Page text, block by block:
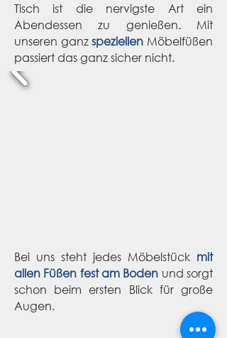
Tisch ist die nervigste Art ein
Abendessen zu genießen. Mit
unseren ganzspeziellen Möbelfüßen
passiert das ganz sicher nicht.
Bei uns steht jedes Möbelstück mit
allen Füßen fest am Boden und sorgt
schon beim ersten Blick für große
Augen.